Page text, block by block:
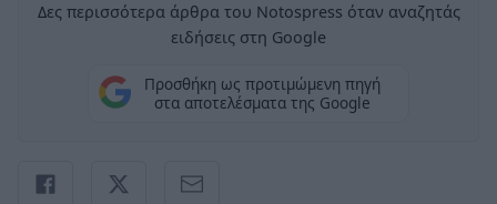
Δες περισσότερα άρθρα του Notospress όταν αναζητάς
ειδήσεις στη Google
Προσθήκη ως προτιμώμενη πηγή
στα αποτελέσματα της Google